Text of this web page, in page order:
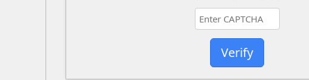
Verify